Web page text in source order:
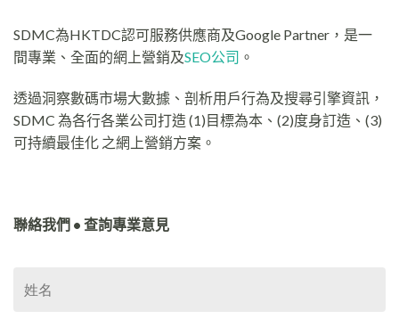
SDMC為HKTDC認可服務供應商及Google Partner，是一
間專業、全面的網上營銷及SEO公司 。
透過洞察數碼市場大數據、剖析用戶行為及搜尋引擎資訊，
SDMC 為各行各業公司打造 (1)目標為本、(2)度身訂造、(3)
可持續最佳化 之網上營銷方案。
聯絡我們 • 查詢專業意見